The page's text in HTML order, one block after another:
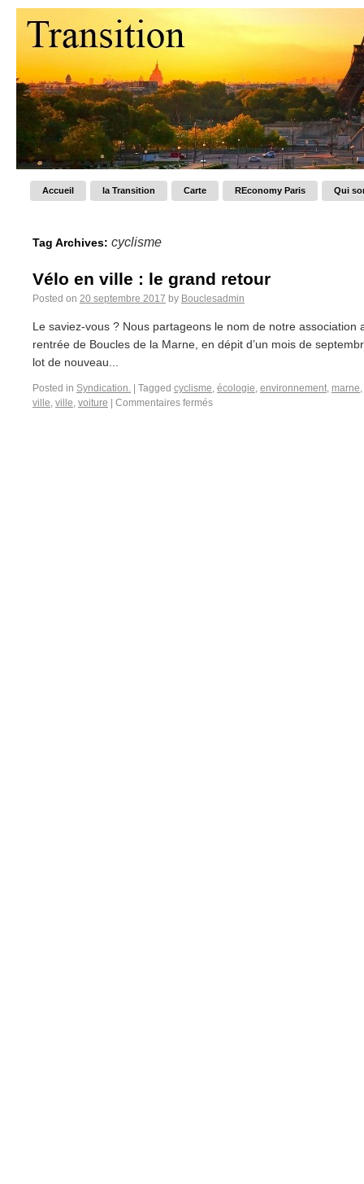
Accueil la Transition Carte REconomy Paris Qui
Tag Archives: cyclisme
Vélo en ville : le grand retour
Posted on 20 septembre 2017 by Bouclesadmin
Le saviez-vous ? Nous partageons le nom de notre association
rentrée de Boucles de la Marne, en dépit d’un mois de
lot de nouveau...
Posted in Syndication. Tagged cyclisme, écologie, environnement, marne,
ville, ville, voiture Commentaires fermés